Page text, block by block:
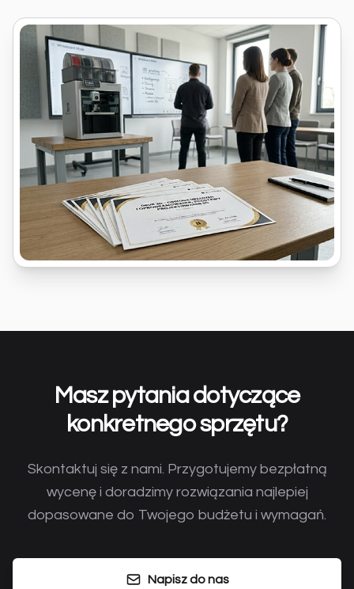
Masz pytania dotyczące
konkretnego sprzętu?
Skontaktuj się z nami. Przygotujemy bezpłatną
wycenę i doradzimy rozwiązania najlepiej
dopasowane do Twojego budżetu i wymagań.
Napisz do nas